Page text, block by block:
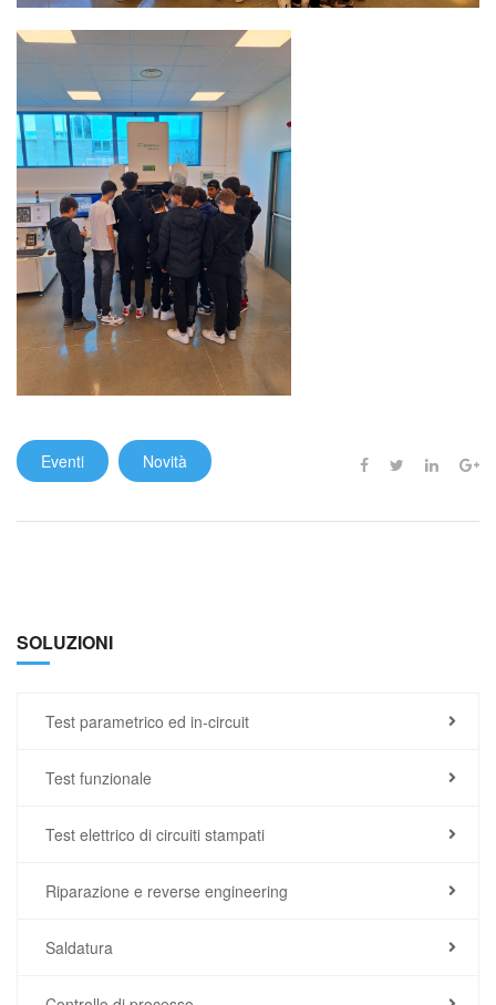
Eventi Novità
SOLUZIONI
Test parametrico ed in-circuit
Test funzionale
Test elettrico di circuiti stampati
Riparazione e reverse engineering
Saldatura